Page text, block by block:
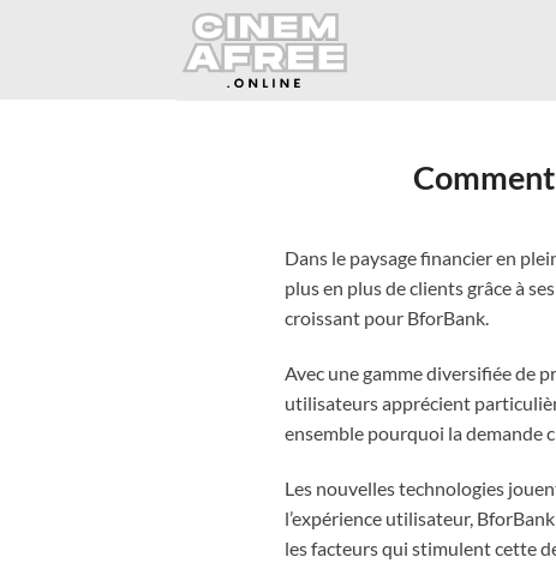
Dans le paysage financier en
plus en plus de clients grâce à
croissant pour BforBank.
Avec une gamme diversifiée de
utilisateurs apprécient
ensemble pourquoi la demande
Les nouvelles technologies
l’expérience utilisateur,
les facteurs qui stimulent cette